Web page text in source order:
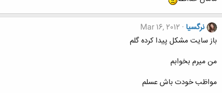
نرگسیا Mar 16, 2012
باز سایت مشکل پیدا کرده گلم
من میرم بخوابم
مواظب خودت باش عسلم